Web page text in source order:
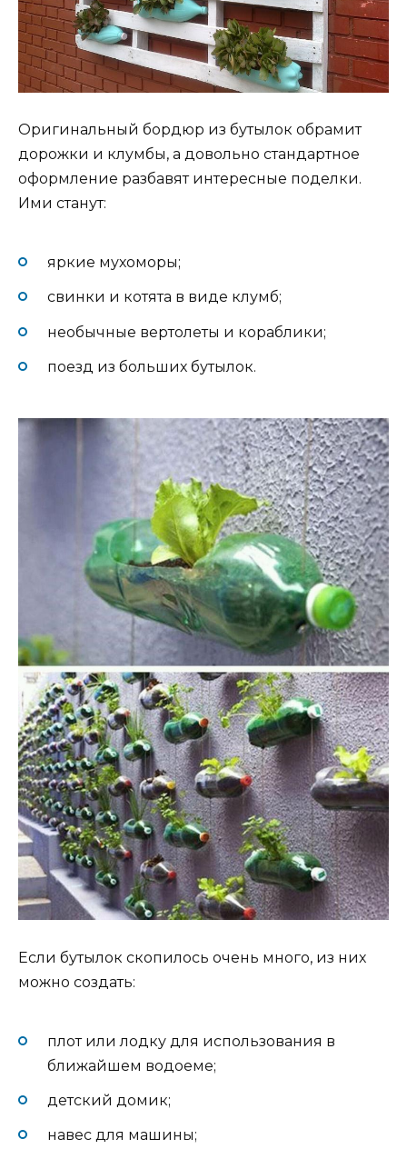
Оригинальный бордюр из бутылок обрамит
дорожки и клумбы, а довольно стандартное
оформление разбавят интересные поделки.
Ими станут:
яркие мухоморы;
свинки и котята в виде клумб;
необычные вертолеты и кораблики;
поезд из больших бутылок.
Если бутылок скопилось очень много, из них
можно создать:
плот или лодку для использования в
ближайшем водоеме;
детский домик;
навес для машины;